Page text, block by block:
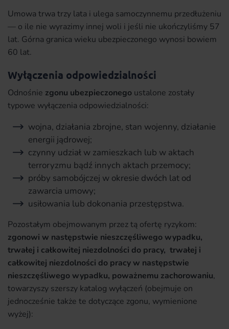
Umowa trwa trzy lata i ulega samoczynnemu przedłużeniu
— o ile nie wyrazimy innej woli i jeśli nie ukończyliśmy 57
lat. Górna granica wieku ubezpieczonego wynosi bowiem
60 lat.
Wyłączenia odpowiedzialności
Odnośnie zgonu ubezpieczonego ustalone zostały
typowe wyłączenia odpowiedzialności:
wojna, działania zbrojne, stan wojenny, działanie
energii jądrowej;
czynny udział w zamieszkach lub w aktach
terroryzmu bądź innych aktach przemocy;
próby samobójczej w okresie dwóch lat od
zawarcia umowy;
usiłowania lub dokonania przestępstwa.
Pozostałym obejmowanym przez tą ofertę ryzykom:
zgonowi w następstwie nieszczęśliwego wypadku,
trwałej i całkowitej niezdolności do pracy, trwałej i
całkowitej niezdolności do pracy w następstwie
nieszczęśliwego wypadku, poważnemu zachorowaniu,
towarzyszy szerszy katalog wyłączeń (obejmuje on
jednocześnie także te dotyczące zgonu, wymienione
wyżej):